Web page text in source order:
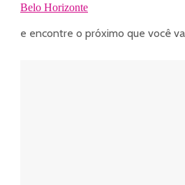
Belo Horizonte
e encontre o próximo que você